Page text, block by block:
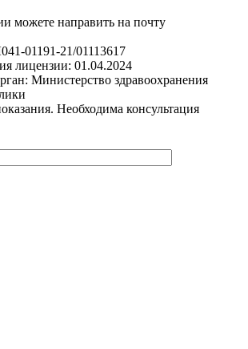
можете направить на почту
01191-21/01113617
лицензии: 01.04.2024
Министерство здравоохранения
Необходима консультация